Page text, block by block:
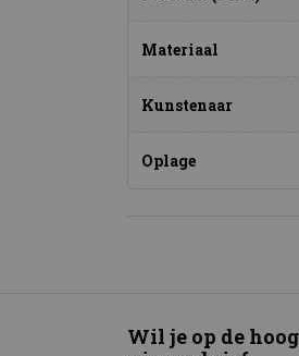
Materiaal
Kunstenaar
Oplage
Wil je op de